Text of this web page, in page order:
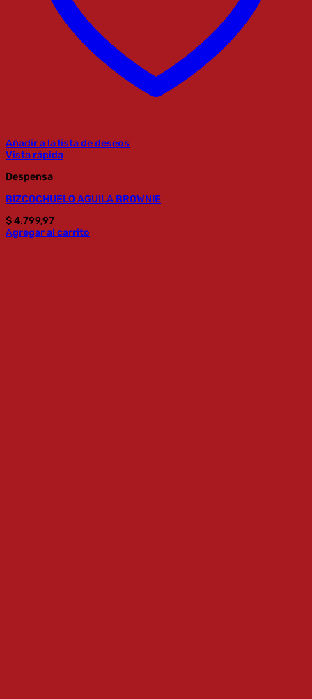
Añadir a la lista de deseos
Vista rápida
Despensa
BIZCOCHUELO AGUILA BROWNIE
$4.799,97
Agregar al carrito